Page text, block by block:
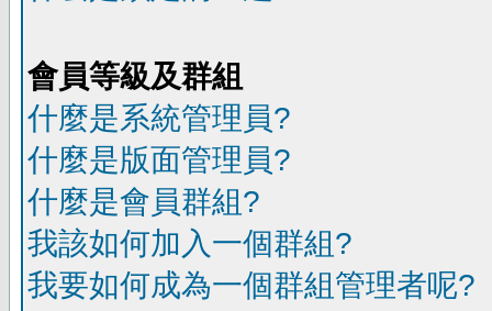
會員等級及群組
什麼是系統管理員?
什麼是版面管理員?
什麼是會員群組?
我該如何加入一個群組?
我要如何成為一個群組管理者呢?